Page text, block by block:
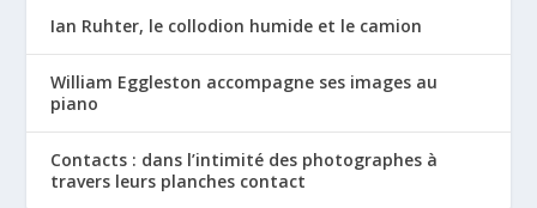
Ian Ruhter, le collodion humide et le camion
William Eggleston accompagne ses images au
piano
Contacts : dans l’intimité des photographes à
travers leurs planches contact